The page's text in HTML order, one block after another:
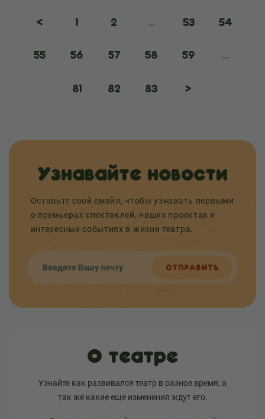
< 1 2 ... 53 54
55 56 57 58 59 ...
81 82 83 >
Узнавайте новости
Оставьте свой емайл, чтобы узнавать первыми
о премьерах спектаклей, наших проектах и
интересных событиях в жизни театра.
ОТПРАВИТЬ
О театре
Узнайте как развивался театр в разное время, а
так же какие еще изменения ждут его.